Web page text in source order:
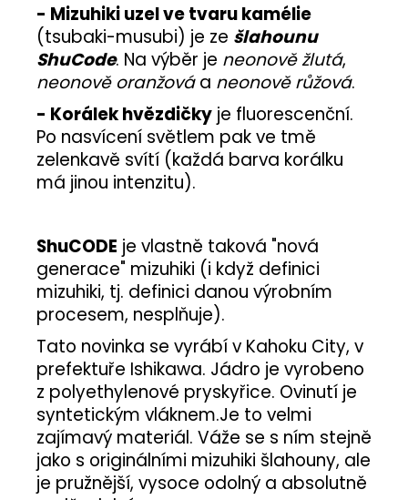
- Mizuhiki uzel ve tvaru kamélie
(tsubaki-musubi) je ze šlahounu
ShuCode. Na výběr je neonově žlutá,
neonově oranžováa neonově růžová.
- Korálek hvězdičky je fluorescenční.
Po nasvícení světlem pak ve tmě
zelenkavě svítí (každá barva korálku
má jinou intenzitu).
ShuCODE je vlastně taková "nová
generace" mizuhiki (i když definici
mizuhiki, tj. definici danou výrobním
procesem, nesplňuje).
Tato novinka se vyrábí v Kahoku City, v
prefektuře Ishikawa. Jádro je vyrobeno
z polyethylenové pryskyřice. Ovinutí je
syntetickým vláknem.Je to velmi
zajímavý materiál. Váže se s ním stejně
jako s originálními mizuhiki šlahouny, ale
je pružnější, vysoce odolný a absolutně